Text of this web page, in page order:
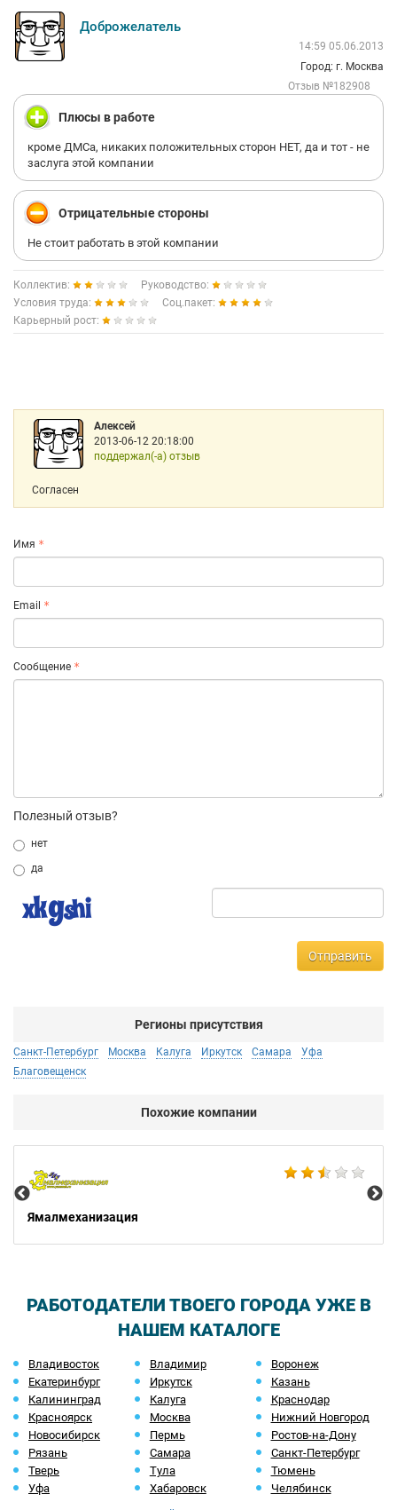
Доброжелатель
14:59 05.06.2013
Город: г. Москва
Отзыв №182908
Плюсы в работе
кроме ДМСа, никаких положительных сторон НЕТ, да и тот - не
заслуга этой компании
Отрицательные стороны
Не стоит работать в этой компании
Коллектив:
Руководство:
Условия труда:
Соц.пакет:
Карьерный рост:
Алексей
2013-06-12 20:18:00
поддержал(-а) отзыв
Согласен
Имя
Email
Сообщение
Полезный отзыв?
нет
да
Отправить
Регионы присутствия
Санкт-Петербург Москва Калуга Иркутск Самара
Уфа
Благовещенск
Похожие компании
Ямалмеханизация
РАБОТОДАТЕЛИ ТВОЕГО ГОРОДА УЖЕ В
НАШЕМ КАТАЛОГЕ
Владивосток Владимир
Воронеж
Екатеринбург
Иркутск
Казань
Калининград
Калуга
Краснодар
Красноярск
Москва
Нижний Новгород
Новосибирск
Пермь
Ростов-на-Дону
Рязань
Самара
Санкт-Петербург
Тверь
Тула
Тюмень
Уфа
Хабаровск Челябинск